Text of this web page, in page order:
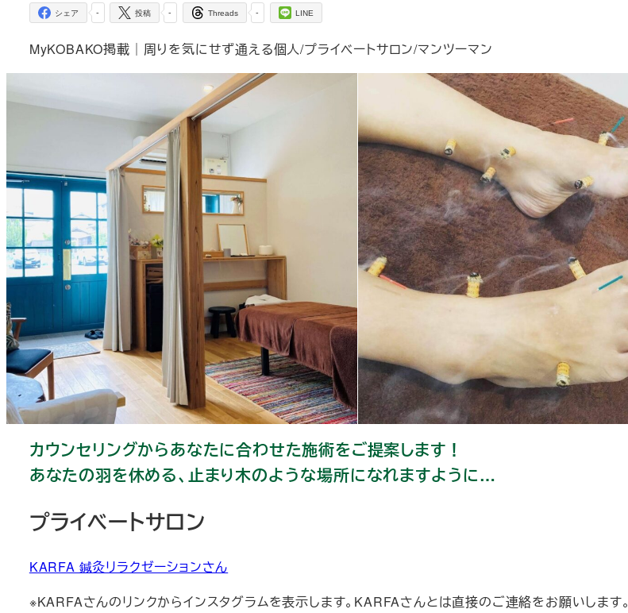
-
シェア -
投稿 -
Threads LINE
MyKOBAKO掲載｜周りを気にせず通える個人/プライベートサロン/マンツーマン
カウンセリングからあなたに合わせた施術をご提案します！
あなたの羽を休める、止まり木のような場所になれますように…
プライベートサロン
KARFA 鍼灸リラクゼーションさん
※KARFAさんのリンクからインスタグラムを表示します。KARFAさんとは直接のご連絡をお願いします。